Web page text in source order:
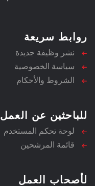
روابط سريعة
نشر وظيفة جديدة
سياسة الخصوصية
الشروط والأحكام
للباحثين عن العمل
لوحة تحكم المستخدم
قائمة المرشحين
لأصحاب العمل